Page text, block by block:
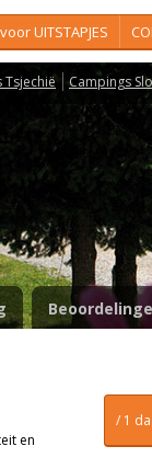
UITSTAPJES
Tsjechië Campings
/ 1
en